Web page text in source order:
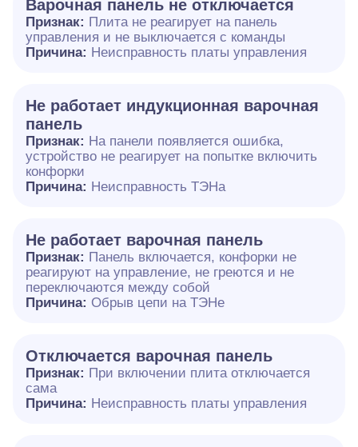
Варочная панель не отключается
Признак: Плита не реагирует на панель
управления и не выключается с команды
Причина: Неисправность платы управления
Не работает индукционная варочная
панель
Признак: На панели появляется ошибка,
устройство не реагирует на попытке включить
конфорки
Причина: Неисправность ТЭНа
Не работает варочная панель
Признак: Панель включается, конфорки не
реагируют на управление, не греются и не
переключаются между собой
Причина: Обрыв цепи на ТЭНе
Отключается варочная панель
Признак: При включении плита отключается
сама
Причина: Неисправность платы управления